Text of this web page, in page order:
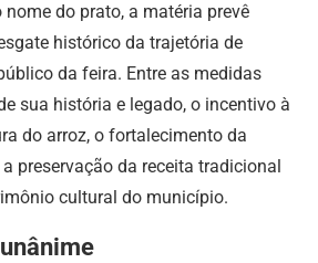
do prato, a matéria prevê
histórico da trajetória de
da feira. Entre as medidas
sua história e legado, o incentivo à
do arroz, o fortalecimento da
preservação da receita tradicional
cultural do município.